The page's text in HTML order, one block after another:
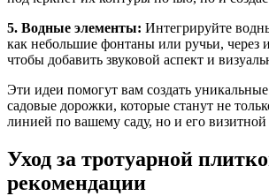
5. Водные элементы: Интегрируйте
как небольшие фонтаны или ручьи, через
чтобы добавить звуковой аспект и
Эти идеи помогут вам создать
садовые дорожки, которые станут не
линией по вашему саду, но и его визитной
Уход за тротуарной
рекомендации